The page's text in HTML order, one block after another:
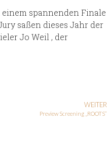
spannenden Finale
saßen dieses Jahr der
Jo Weil , der
WEITER
Preview Screening „ROOTS“